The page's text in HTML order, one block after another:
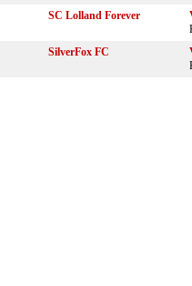
SC Lolland Forever
SilverFox FC